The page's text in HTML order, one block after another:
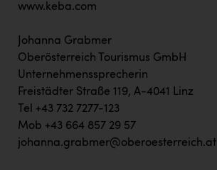
www.keba.com
Johanna Grabmer
Oberösterreich Tourismus GmbH
Unternehmenssprecherin
Freistädter Straße 119, A-4041 Linz
Tel +43 732 7277-123
Mob +43 664 857 29 57
johanna.grabmer@oberoesterreich.at